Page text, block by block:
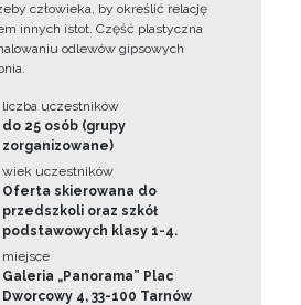
człowieka, by określić relację
innych istot. Część plastyczna
odlewów gipsowych
liczba uczestników
do 25 osób (grupy
zorganizowane)
wiek uczestników
Oferta skierowana do
przedszkoli oraz szkół
podstawowych klasy 1-4.
miejsce
Galeria „Panorama” Plac
Dworcowy 4, 33-100 Tarnów